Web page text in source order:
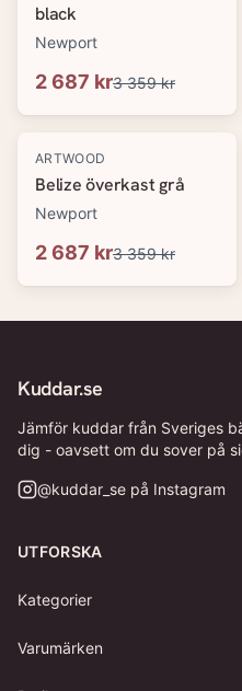
black
Newport
2 687 kr3 359 kr
-20%
ARTWOOD
Belize överkast grå
Newport
2 687 kr3 359 kr
Kuddar.se
Jämför kuddar från Sveriges
dig - oavsett om du sover på
@kuddar_se på Instagram
UTFORSKA
Kategorier
Varumärken